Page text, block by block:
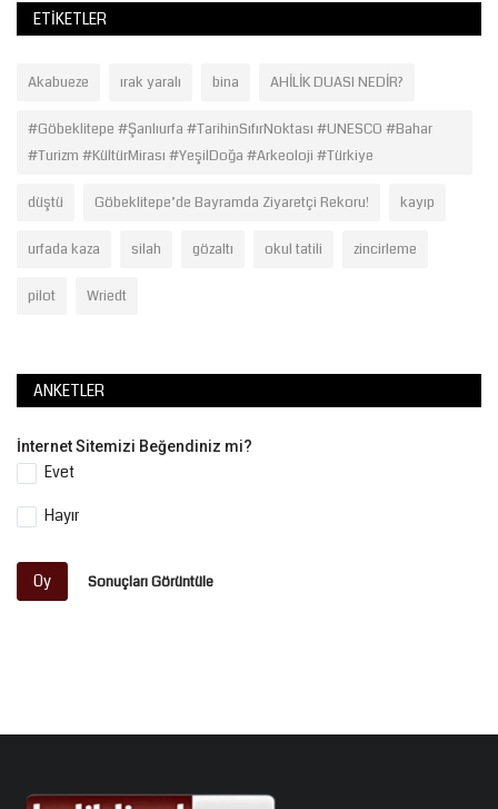
ETIKETLER
Akabueze ırak yaralı bina AHİLİK DUASI NEDİR?
#Göbeklitepe #Şanlıurfa #TarihinSıfırNoktası #UNESCO #Bahar
#Turizm #KültürMirası #YeşilDoğa #Arkeoloji #Türkiye
düştü Göbeklitepe’de Bayramda Ziyaretçi Rekoru! kayıp
urfada kaza silah gözaltı okul tatili zincirleme
pilot Wriedt
ANKETLER
İnternet Sitemizi Beğendiniz mi?
Evet
Hayır
Oy Sonuçları Görüntüle